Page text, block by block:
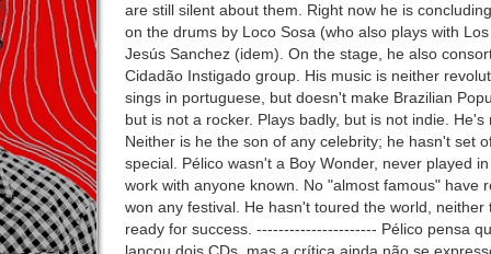
are still silent about them. Right now he is
on the drums by Loco Sosa (who also plays with
Jesús Sanchez (idem). On the stage, he also
Cidadão Instigado group. His music is neither
sings in portuguese, but doesn't make Brazilian
but is not a rocker. Plays badly, but is not indie.
Neither is he the son of any celebrity; he hasn't set
special. Pélico wasn't a Boy Wonder, never played
work with anyone known. No "almost famous" have
won any festival. He hasn't toured the world,
ready for success. ---------------------- Pélico pensa